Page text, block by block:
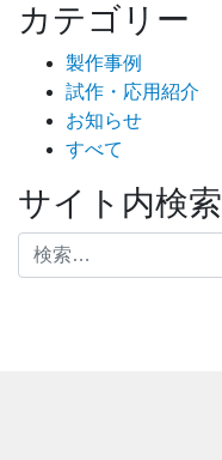
カテゴリー
製作事例
試作・応用紹介
お知らせ
すべて
サイト内検索
検索: